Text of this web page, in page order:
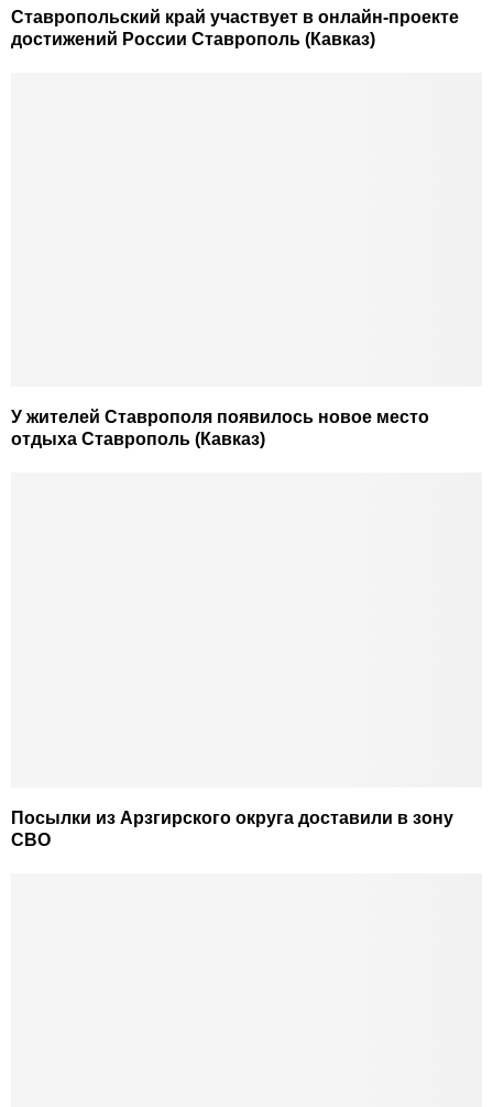
Ставропольский край участвует в онлайн-проекте
достижений России Ставрополь (Кавказ)
У жителей Ставрополя появилось новое место
отдыха Ставрополь (Кавказ)
Посылки из Арзгирского округа доставили в зону
СВО